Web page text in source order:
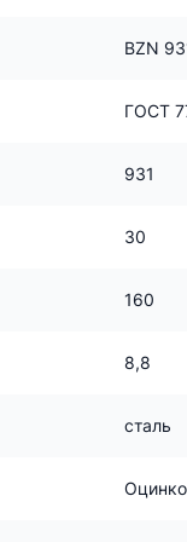
BZN
ГОСТ
931
30
160
8,8
сталь